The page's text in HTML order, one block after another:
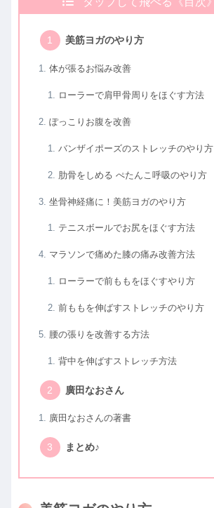
美筋ヨガのやり方
体が張るお悩み改善
ローラーで肩甲骨周りをほぐす方法
ぽっこりお腹を改善
バンザイポーズのストレッチのやり方
肋骨をしめる ぺたんこ呼吸のやり方
坐骨神経痛に！美筋ヨガのやり方
テニスボールでお尻をほぐす方法
マラソンで痛めた膝の痛み改善方法
ローラーで前ももをほぐすやり方
前ももを伸ばすストレッチのやり方
腰の張りを改善する方法
背中を伸ばすストレッチ方法
廣田なおさん
廣田なおさんの著書
まとめ♪